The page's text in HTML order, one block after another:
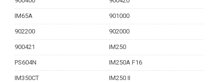
IM65A 901000
902200 902000
900421 IM250
PS604N IM250A F16
IM350CT IM250 II